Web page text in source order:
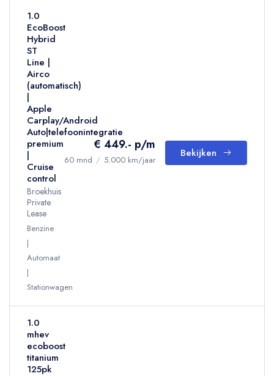
1.0
EcoBoost
Hybrid
ST
Line |
Airco
(automatisch)
|
Apple
Carplay/Android
Auto|telefoonintegratie
premium
|
Cruise
control
Broekhuis
Private
Lease
Benzine
Automaat
Stationwagen
€ 449.- p/m
60 mnd / 5.000 km/jaar
Bekijken
1.0
mhev
ecoboost
titanium
125pk